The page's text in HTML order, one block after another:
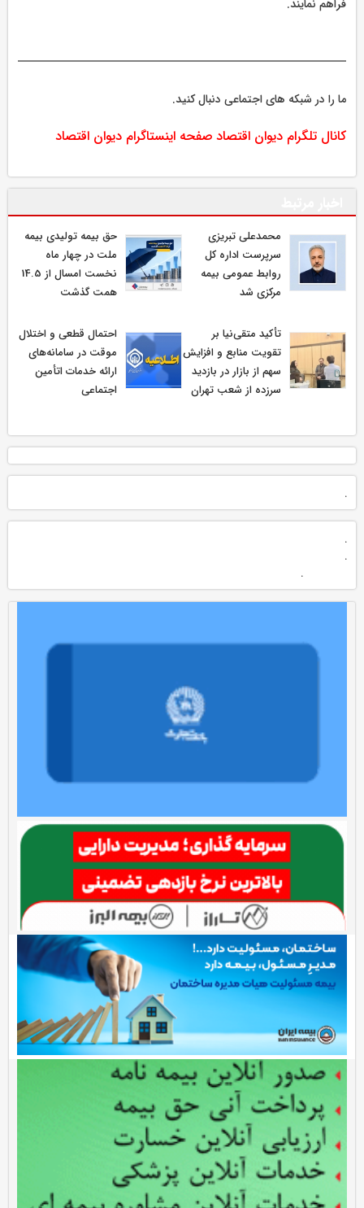
فراهم نمایند.
ما را در شبکه های اجتماعی دنبال کنید.
کانال تلگرام دیوان اقتصاد صفحه اینستاگرام دیوان اقتصاد
محمدعلی تبریزی
سرپرست اداره كل
روابط عمومی بیمه
مركزی شد
حق بیمه تولیدی بیمه
ملت در چهار ماه
نخست امسال از 14.5
همت گذشت
تأکید متقی‌نیا بر
تقویت منابع و افزایش
سهم از بازار در بازدید
سرزده از شعب تهران
احتمال قطعی و اختلال
موقت در سامانه‌های
ارائه خدمات اتأمین
اجتماعی
.
.
.
.